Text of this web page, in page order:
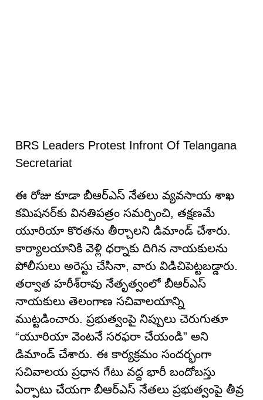
BRS Leaders Protest Infront Of Telangana
Secretariat
ఈ రోజు కూడా బీఆర్ఎస్ నేతలు వ్యవసాయ శాఖ
కమిషనర్‌కు వినతిపత్రం సమర్పించి, తక్షణమే
యూరియా కొరతను తీర్చాలని డిమాండ్ చేశారు.
కార్యాలయానికి వెళ్లి ధ‌ర్నాకు దిగిన నాయకులను
పోలీసులు అరెస్టు చేసినా, వారు విడిచిపెట్టబడ్డారు.
తర్వాత హరీశ్‌రావు నేతృత్వంలో బీఆర్ఎస్
నాయకులు తెలంగాణ స‌చివాల‌యాన్ని
ముట్ట‌డించారు. ప్రభుత్వంపై నిప్పులు చెరుగుతూ
“యూరియా వెంటనే సరఫరా చేయండి” అని
డిమాండ్ చేశారు. ఈ కార్యక్రమం సందర్భంగా
స‌చివాల‌య ప్ర‌ధాన గేటు వద్ద భారీ బందోబస్తు
ఏర్పాటు చేయగా బీఆర్ఎస్ నేతలు ప్రభుత్వంపై తీవ్ర